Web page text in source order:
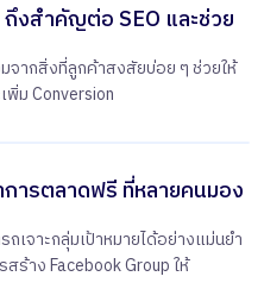
ถึงสำคัญต่อ SEO และช่วย
จากสิ่งที่ลูกค้าสงสัยบ่อย ๆ ช่วยให้
พิ่ม Conversion
ารตลาดฟรี ที่หลายคนมอง
เจาะกลุ่มเป้าหมายได้อย่างแม่นยำ
ร้าง Facebook Group ให้